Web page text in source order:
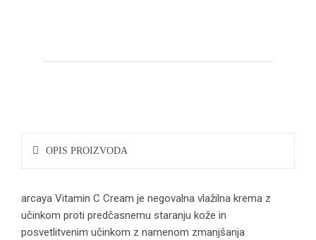
OPIS PROIZVODA
arcaya Vitamin C Cream je negovalna vlažilna krema z
učinkom proti predčasnemu staranju kože in
posvetlitvenim učinkom z namenom zmanjšanja